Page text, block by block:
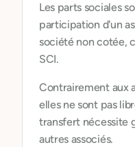
Les parts sociales
participation d'un
société non cotée,
SCI.
Contrairement aux
elles ne sont pas
transfert nécessite
autres associés.